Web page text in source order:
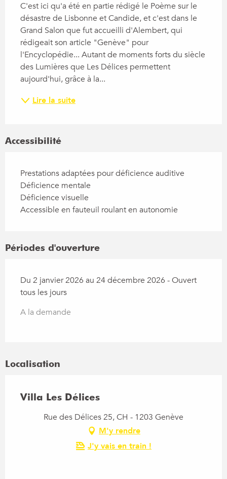
C'est ici qu'a été en partie rédigé le Poème sur le
désastre de Lisbonne et Candide, et c'est dans le
Grand Salon que fut accueilli d'Alembert, qui
rédigeait son article "Genève" pour
l'Encyclopédie... Autant de moments forts du siècle
des Lumières que Les Délices permettent
aujourd'hui, grâce à la...
Lire la suite
Accessibilité
Prestations adaptées pour déficience auditive
Déficience mentale
Déficience visuelle
Accessible en fauteuil roulant en autonomie
Périodes d'ouverture
Du 2 janvier 2026 au 24 décembre 2026 - Ouvert
tous les jours
A la demande
Localisation
Villa Les Délices
Rue des Délices 25, CH - 1203 Genève
M'y rendre
J'y vais en train !